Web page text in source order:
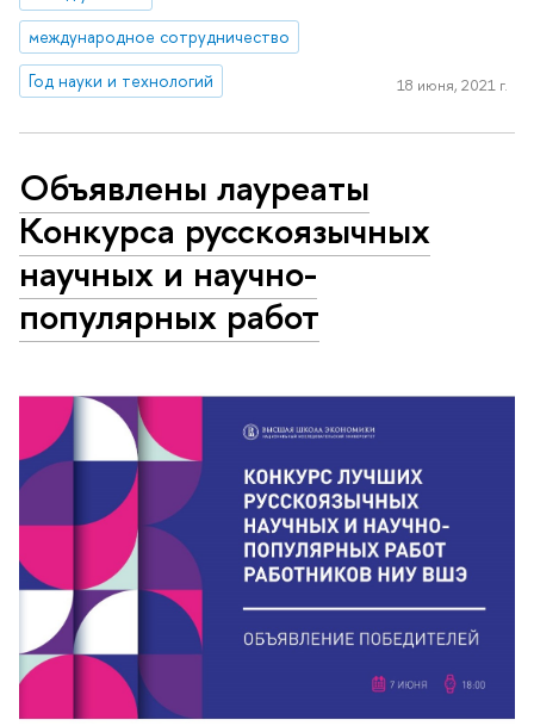
международное сотрудничество
Год науки и технологий
18 июня, 2021 г.
Объявлены лауреаты
Конкурса русскоязычных
научных и научно-
популярных работ